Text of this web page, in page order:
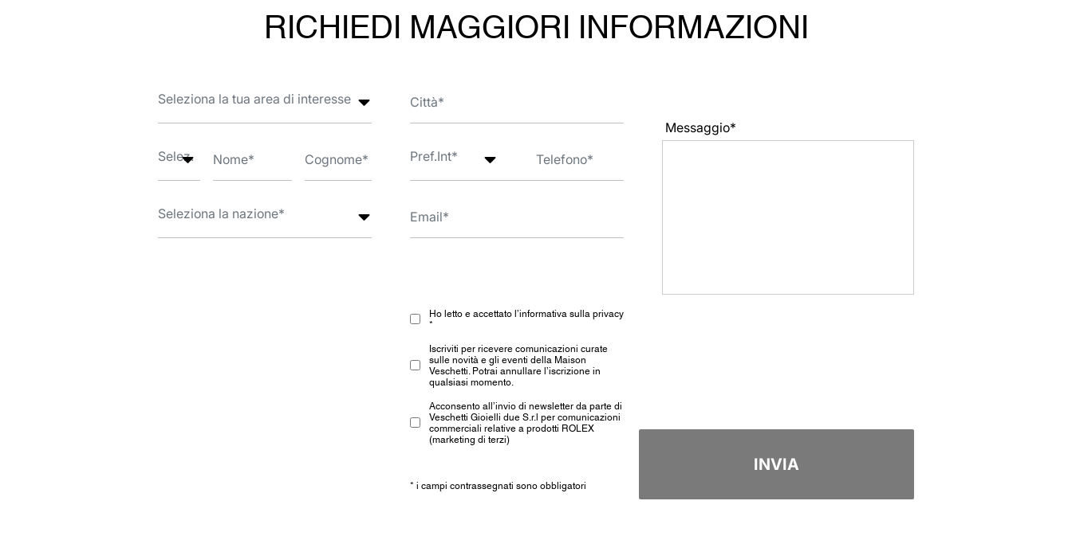
RICHIEDI MAGGIORI INFORMAZIONI
Messaggio*
Ho letto e accettato l’informativa sulla privacy
*
Iscriviti per ricevere comunicazioni curate
sulle novità e gli eventi della Maison
Veschetti. Potrai annullare l’iscrizione in
qualsiasi momento.
Acconsento all’invio di newsletter da parte di
Veschetti Gioielli due S.r.l per comunicazioni
commerciali relative a prodotti ROLEX
(marketing di terzi)
* i campi contrassegnati sono obbligatori
INVIA